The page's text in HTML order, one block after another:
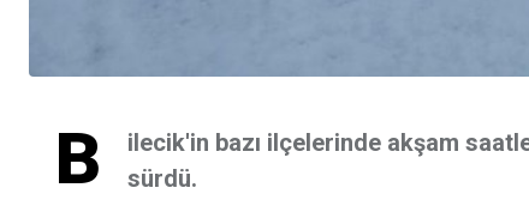
B
ilecik'in bazı ilçelerinde akşam
sürdü.